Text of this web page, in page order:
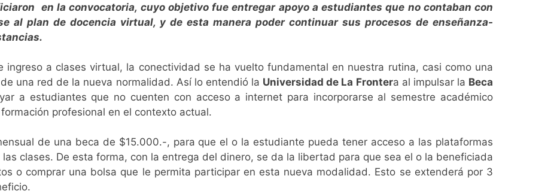
en la convocatoria, cuyo objetivo fue entregar apoyo a estudiantes que no contaban con
al plan de docencia virtual, y de esta manera poder continuar sus procesos de enseñanza-
ingreso a clases virtual, la conectividad se ha vuelto fundamental en nuestra rutina, casi como una
una red de la nueva normalidad. Así lo entendió la Universidad de La Frontera al impulsar la Beca
a estudiantes que no cuenten con acceso a internet para incorporarse al semestre académico
profesional en el contexto actual.
de una beca de $15.000.-, para que el o la estudiante pueda tener acceso a las plataformas
clases. De esta forma, con la entrega del dinero, se da la libertad para que sea el o la beneficiada
o comprar una bolsa que le permita participar en esta nueva modalidad. Esto se extenderá por 3